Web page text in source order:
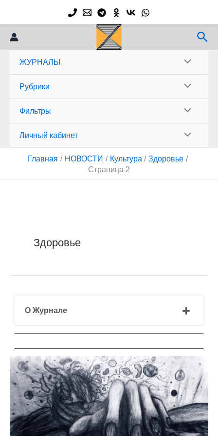
содержимому
ЖУРНАЛЫ
Рубрики
Фильтры
Личный кабинет
Главная НОВОСТИ Культура
Здоровье
Страница 2
Здоровье
О Журнале
Защищено:
ПОМОГАЯ
ДРУГОМУ,
Я
ИСЦЕЛЯЮСЬ
САМ